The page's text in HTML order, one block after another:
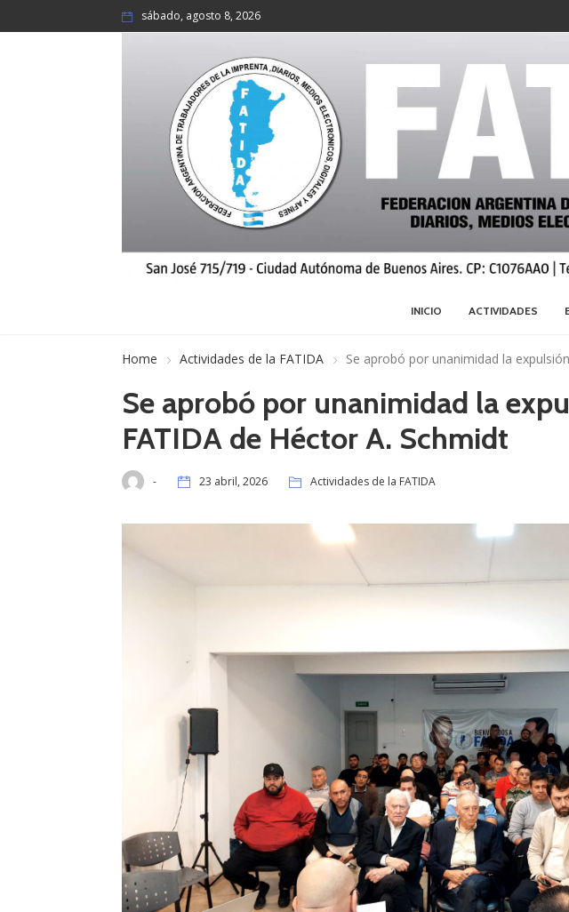
sábado, agosto 8, 2026
INICIO ACTIVIDADES
Home Actividades de la FATIDA Se aprobó por unanimidad la
Se aprobó por unanimidad la
FATIDA de Héctor A. Schmidt
- 23 abril, 2026 Actividades de la FATIDA